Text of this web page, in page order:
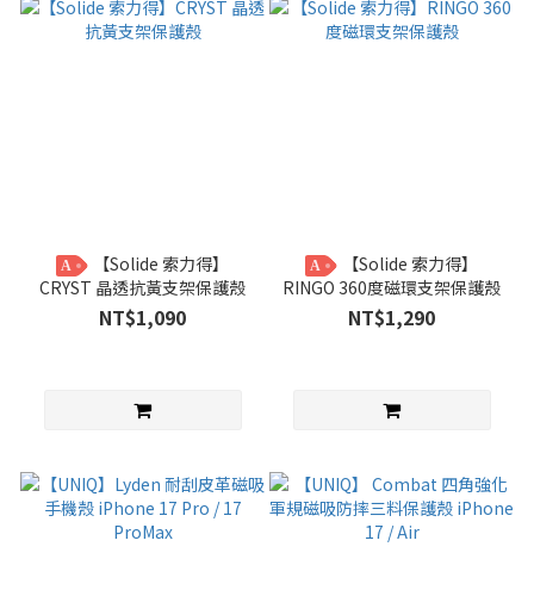
A
CRYST 晶透抗黃支架保護殼
NT$1,090
A
RINGO 360度磁環支架保護殼
NT$1,290